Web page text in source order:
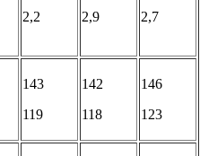
2,2 2,9 2,7
143
119
142
118
146
123